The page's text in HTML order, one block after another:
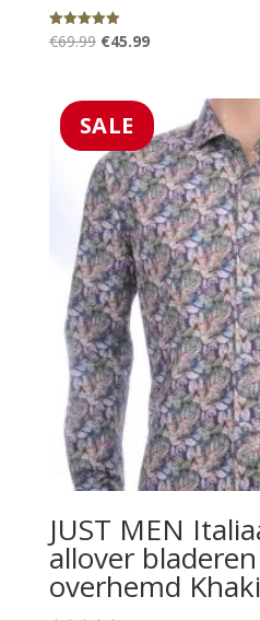
Gewaardeerd
5.00
€69.99 Oorspronkelijke
€69.99.
€45.99Huidige
€45.99.
SALE
JUST MEN
allover
overhemd Khaki